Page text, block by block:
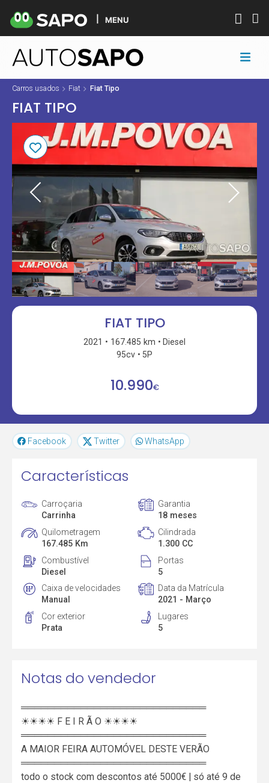
MENU
Carros usados Fiat Fiat Tipo
FIAT TIPO
FIAT TIPO
2021 167.485 km
Diesel
95cv
5P
10.990€
Facebook Twitter WhatsApp
Características
Carroçaria
Carrinha
Garantia
18 meses
Quilometragem
167.485 Km
Cilindrada
1.300 CC
Combustível
Diesel
Portas
5
Caixa de velocidades
Manual
Data da Matrícula
2021 - Março
Cor exterior
Prata
Lugares
5
Notas do vendedor
════════════════════════════
☀☀☀☀ F E I R Ã O ☀☀☀☀
════════════════════════════
A MAIOR FEIRA AUTOMÓVEL DESTE VERÃO
════════════════════════════
todo o stock com descontos até 5000€ | só até 9 de